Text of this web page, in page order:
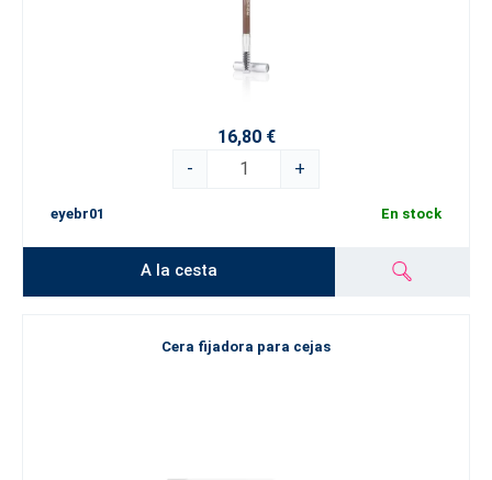
16,80 €
-
+
eyebr01 En stock
A la cesta
Cera fijadora para cejas